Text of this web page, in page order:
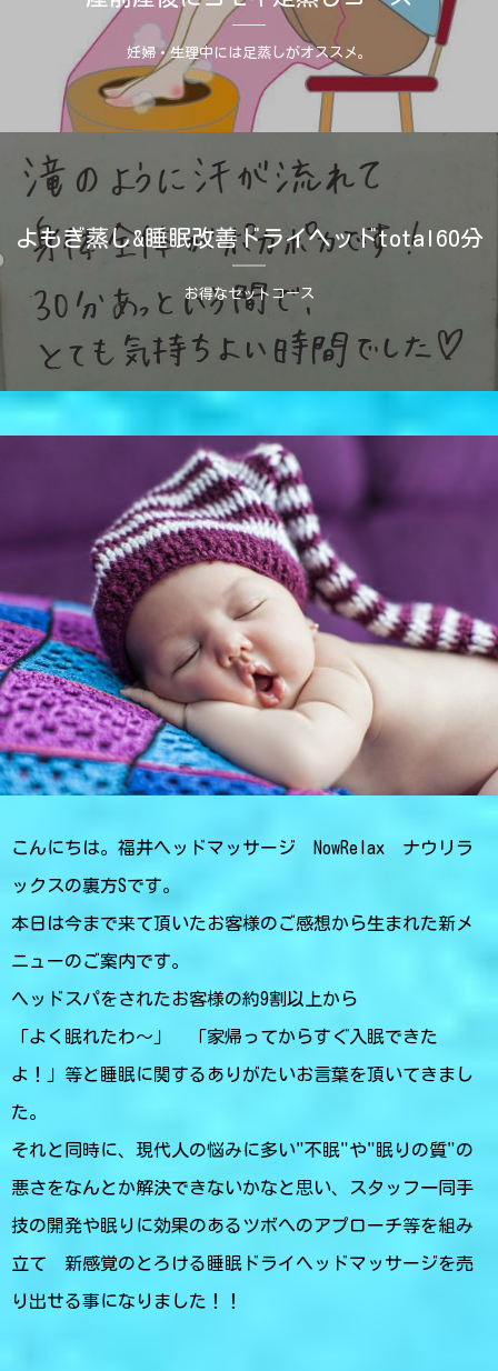
妊婦・生理中には足蒸しがオススメ。
よもぎ蒸し&睡眠改善ドライヘッドtotal60分
お得なセットコース
こんにちは。福井ヘッドマッサージ NowRelax ナウリラ
ックスの裏方Sです。
本日は今まで来て頂いたお客様のご感想から生まれた新メ
ニューのご案内です。
ヘッドスパをされたお客様の約9割以上から
「よく眠れたわ～」 「家帰ってからすぐ入眠できた
よ！」等と睡眠に関するありがたいお言葉を頂いてきまし
た。
それと同時に、現代人の悩みに多い"不眠"や"眠りの質"の
悪さをなんとか解決できないかなと思い、スタッフ一同手
技の開発や眠りに効果のあるツボへのアプローチ等を組み
立て 新感覚のとろける睡眠ドライヘッドマッサージを売
り出せる事になりました！！